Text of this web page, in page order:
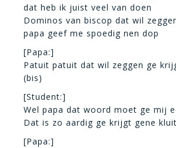
dat heb ik juist veel van doen
Dominos van biscop dat wil
papa geef me spoedig nen dop
[Papa:]
Patuit patuit dat wil zeggen ge
(bis)
[Student:]
Wel papa dat woord moet ge mij
Dat is zo aardig ge krijgt gene kluit
[Papa:]